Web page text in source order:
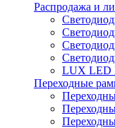
Распродажа и
LUX LED
Переходные